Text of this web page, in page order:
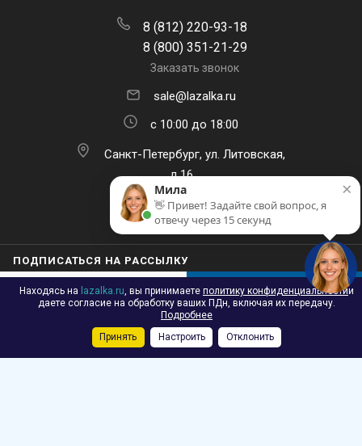
В КОРЗИНУ
8 (812) 220-93-18
8 (800) 351-21-29
Заказать звонок
sale@lazalka.ru
с 10:00 до 18:00
Санкт-Петербург, ул. Литовская,
д.16
ПОДПИСАТЬСЯ НА РАССЫЛКУ
2026 © Лазалка - интернет-магазин детских спортивных товаров в
Находясь на lazalka.ru, вы принимаете политику конфиденциальностии
даете согласие на обработку ваших ПДн, включая их передачу.
Подробнее
Принять
Настроить Отклонить
×
Мила
👋 Привет! Задайте свой вопрос, я
отвечу через 15 секунд
Акции Корзина Контакты Сравнение